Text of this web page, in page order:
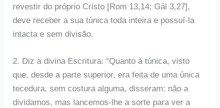
revestir do próprio Cristo [Rom 13,14; Gál 3,27],
deve receber a sua túnica toda inteira e possuí-la
intacta e sem divisão.
2. Diz a divina Escritura: “Quanto à túnica, visto
que, desde a parte superior, era feita de uma única
tecedura, sem costura alguma, disseram: não a
dividamos, mas lancemos-lhe a sorte para ver a